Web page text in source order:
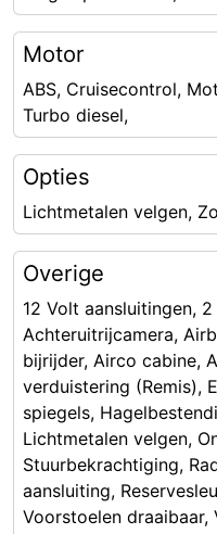
Motor
ABS, Cruisecontrol,
Turbo diesel,
Opties
Lichtmetalen velgen,
Overige
12 Volt aansluitingen,
Achteruitrijcamera,
bijrijder, Airco cabine,
verduistering (Remis),
spiegels,
Lichtmetalen velgen,
Stuurbekrachtiging,
aansluiting,
Voorstoelen draaibaar,